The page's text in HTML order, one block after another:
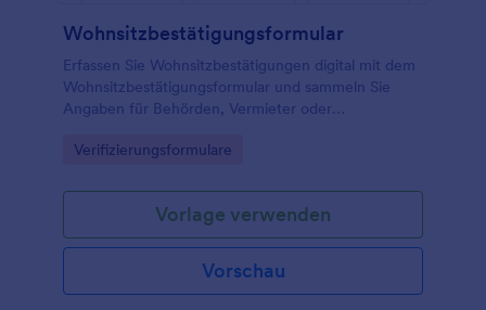
Wohnsitzbestätigungsformular
Erfassen Sie Wohnsitzbestätigungen digital mit dem
Wohnsitzbestätigungsformular und sammeln Sie
Angaben für Behörden, Vermieter oder
übersichtlicher Verwaltung der
Go to Category:
Verifizierungsformulare
Vorlage verwenden
Vorschau